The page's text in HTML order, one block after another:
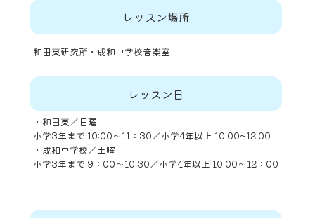
レッスン場所
和田東研究所・成和中学校音楽室
レッスン日
・和田東／日曜
小学3年まで 10:00～11：30／小学4年以上 10:00~12:00
・成和中学校／土曜
小学3年まで 9：00～10:30／小学4年以上 10:00～12：00